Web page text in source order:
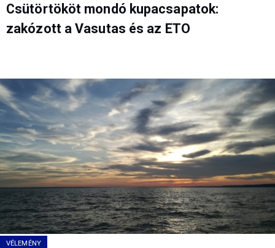
Csütörtököt mondó kupacsapatok:
zakózott a Vasutas és az ETO
VÉLEMÉNY